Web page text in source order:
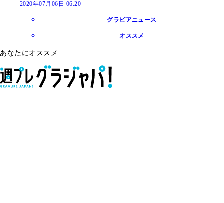
2020年07月06日 06:20
グラビアニュース
オススメ
あなたにオススメ